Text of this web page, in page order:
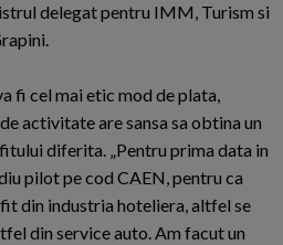
delegat pentru IMM, Turism si
fi cel mai etic mod de plata,
activitate are sansa sa obtina un
diferita. „Pentru prima data in
pilot pe cod CAEN, pentru ca
din industria hoteliera, altfel se
din service auto. Am facut un